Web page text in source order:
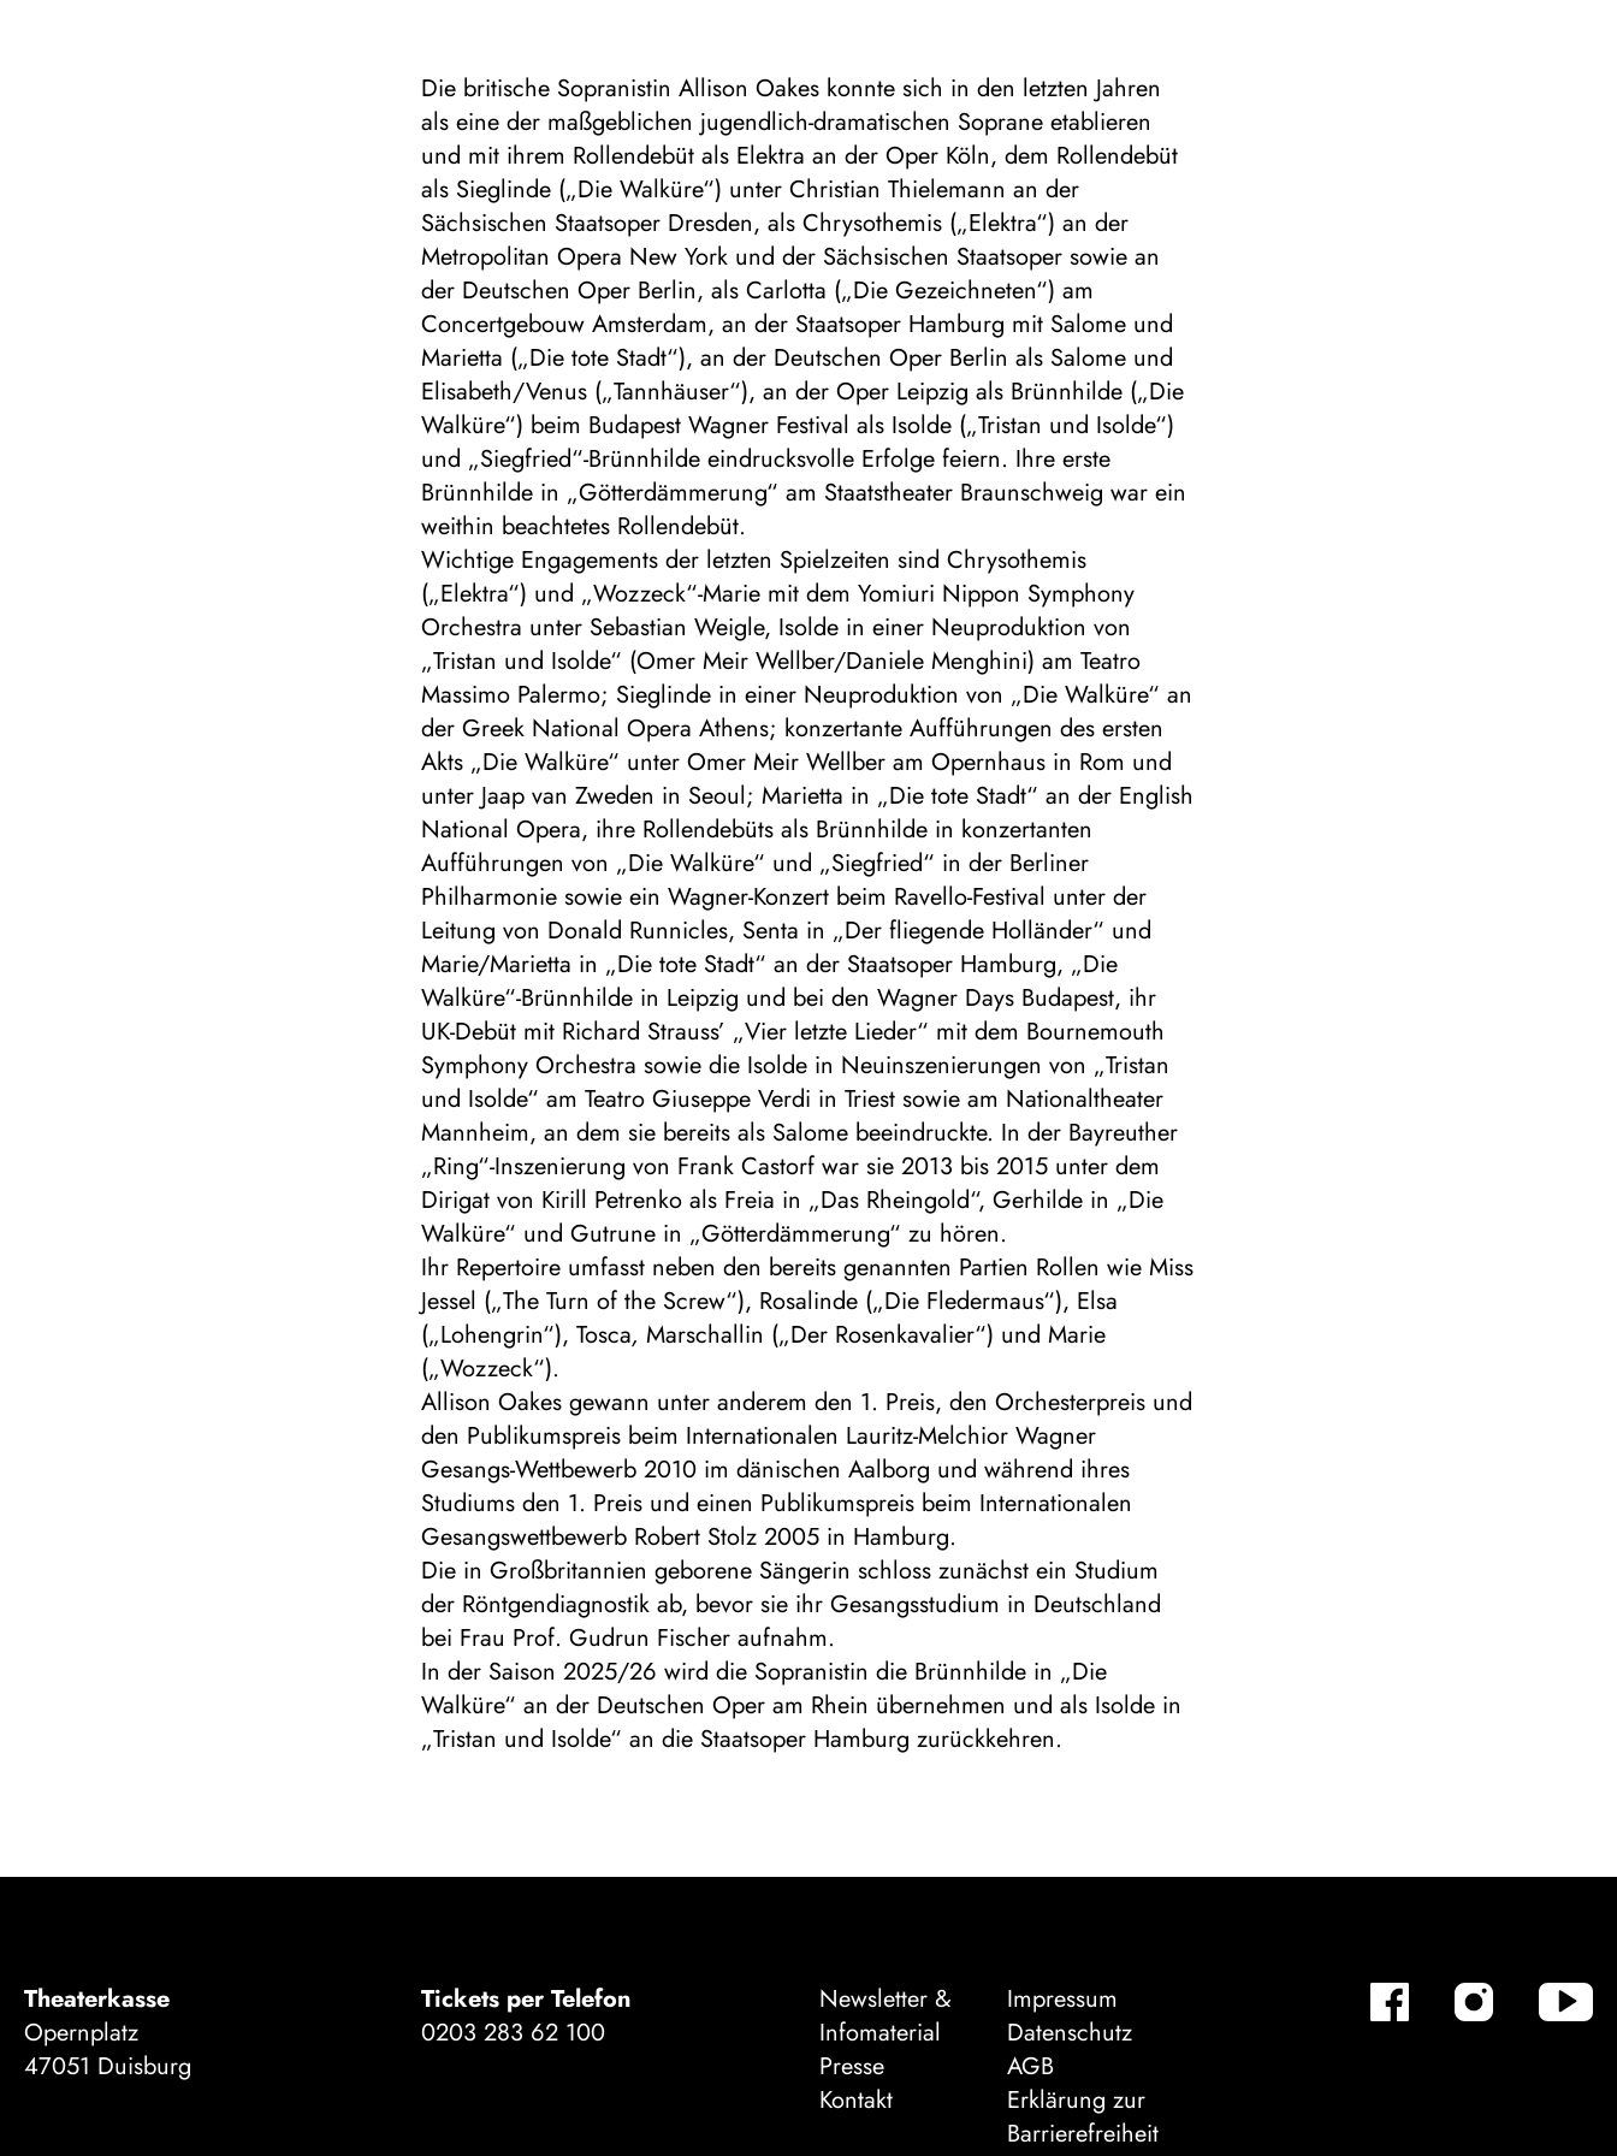
Die britische Sopranistin Allison Oakes konnte sich in den letzten Jahren
als eine der maßgeblichen jugendlich-dramatischen Soprane etablieren
und mit ihrem Rollendebüt als Elektra an der Oper Köln, dem Rollendebüt
als Sieglinde („Die Walküre“) unter Christian Thielemann an der
Sächsischen Staatsoper Dresden, als Chrysothemis („Elektra“) an der
Metropolitan Opera New York und der Sächsischen Staatsoper sowie an
der Deutschen Oper Berlin, als Carlotta („Die Gezeichneten“) am
Concertgebouw Amsterdam, an der Staatsoper Hamburg mit Salome und
Marietta („Die tote Stadt“), an der Deutschen Oper Berlin als Salome und
Elisabeth/Venus („Tannhäuser“), an der Oper Leipzig als Brünnhilde („Die
Walküre“) beim Budapest Wagner Festival als Isolde („Tristan und Isolde“)
und „Siegfried“-Brünnhilde eindrucksvolle Erfolge feiern. Ihre erste
Brünnhilde in „Götterdämmerung“ am Staatstheater Braunschweig war ein
weithin beachtetes Rollendebüt.
Wichtige Engagements der letzten Spielzeiten sind Chrysothemis
(„Elektra“) und „Wozzeck“-Marie mit dem Yomiuri Nippon Symphony
Orchestra unter Sebastian Weigle, Isolde in einer Neuproduktion von
„Tristan und Isolde“ (Omer Meir Wellber/Daniele Menghini) am Teatro
Massimo Palermo; Sieglinde in einer Neuproduktion von „Die Walküre“ an
der Greek National Opera Athens; konzertante Aufführungen des ersten
Akts „Die Walküre“ unter Omer Meir Wellber am Opernhaus in Rom und
unter Jaap van Zweden in Seoul; Marietta in „Die tote Stadt“ an der English
National Opera, ihre Rollendebüts als Brünnhilde in konzertanten
Aufführungen von „Die Walküre“ und „Siegfried“ in der Berliner
Philharmonie sowie ein Wagner-Konzert beim Ravello-Festival unter der
Leitung von Donald Runnicles, Senta in „Der fliegende Holländer“ und
Marie/Marietta in „Die tote Stadt“ an der Staatsoper Hamburg, „Die
Walküre“-Brünnhilde in Leipzig und bei den Wagner Days Budapest, ihr
UK-Debüt mit Richard Strauss’ „Vier letzte Lieder“ mit dem Bournemouth
Symphony Orchestra sowie die Isolde in Neuinszenierungen von „Tristan
und Isolde“ am Teatro Giuseppe Verdi in Triest sowie am Nationaltheater
Mannheim, an dem sie bereits als Salome beeindruckte. In der Bayreuther
„Ring“-Inszenierung von Frank Castorf war sie 2013 bis 2015 unter dem
Dirigat von Kirill Petrenko als Freia in „Das Rheingold“, Gerhilde in „Die
Walküre“ und Gutrune in „Götterdämmerung“ zu hören.
Ihr Repertoire umfasst neben den bereits genannten Partien Rollen wie Miss
Jessel („The Turn of the Screw“), Rosalinde („Die Fledermaus“), Elsa
(„Lohengrin“), Tosca,Marschallin („Der Rosenkavalier“) und Marie
(„Wozzeck“).
Allison Oakes gewann unter anderem den 1. Preis, den Orchesterpreis und
den Publikumspreis beim Internationalen Lauritz-Melchior Wagner
Gesangs-Wettbewerb 2010 im dänischen Aalborg und während ihres
Studiums den 1. Preis und einen Publikumspreis beim Internationalen
Gesangswettbewerb Robert Stolz 2005 in Hamburg.
Die in Großbritannien geborene Sängerin schloss zunächst ein Studium
der Röntgendiagnostik ab, bevor sie ihr Gesangsstudium in Deutschland
bei Frau Prof. Gudrun Fischer aufnahm.
In der Saison 2025/26 wird die Sopranistin die Brünnhilde in „Die
Walküre“ an der Deutschen Oper am Rhein übernehmen und als Isolde in
„Tristan und Isolde“ an die Staatsoper Hamburg zurückkehren.
Theaterkasse
Opernplatz
47051 Duisburg
Tickets per Telefon
0203 283 62 100
Newsletter &
Infomaterial
Presse
Kontakt
Impressum
Datenschutz
AGB
Erklärung zur
Barrierefreiheit